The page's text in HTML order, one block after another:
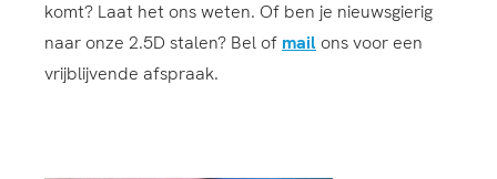
komt? Laat het ons weten. Of ben je nieuwsgierig
naar onze 2.5D stalen? Bel of mail ons voor een
vrijblijvende afspraak.